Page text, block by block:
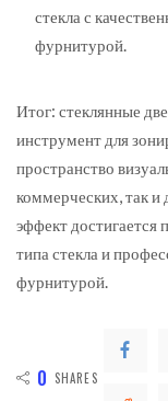
стекла с
фурнитурой.
Итог: стеклянные
инструмент для
пространство
коммерческих, так
эффект
типа стекла и
фурнитурой.
0 SHARES